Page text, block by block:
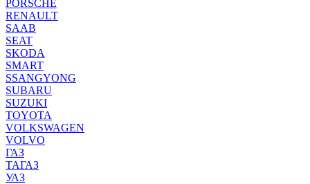
PORSCHE
RENAULT
SAAB
SEAT
SKODA
SMART
SSANGYONG
SUBARU
SUZUKI
TOYOTA
VOLKSWAGEN
VOLVO
ГАЗ
ТАГАЗ
УАЗ